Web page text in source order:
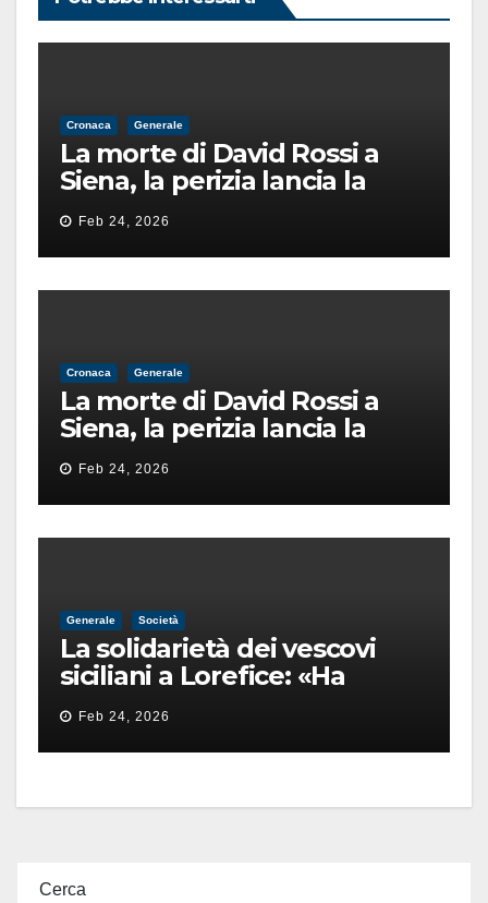
Cronaca Generale
La morte di David Rossi a
Siena, la perizia lancia la
pista di un’intimidazione
finita male
Feb 24, 2026
Cronaca Generale
La morte di David Rossi a
Siena, la perizia lancia la
pista di un’intimidazione
finita male
Feb 24, 2026
Generale Società
La solidarietà dei vescovi
siciliani a Lorefice: «Ha
difeso il valore e la dignità
dell’umanità»
Feb 24, 2026
Cerca